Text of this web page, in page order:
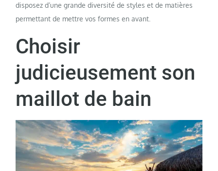
disposez d’une grande diversité de styles et de matières
permettant de mettre vos formes en avant.
Choisir
judicieusement son
maillot de bain